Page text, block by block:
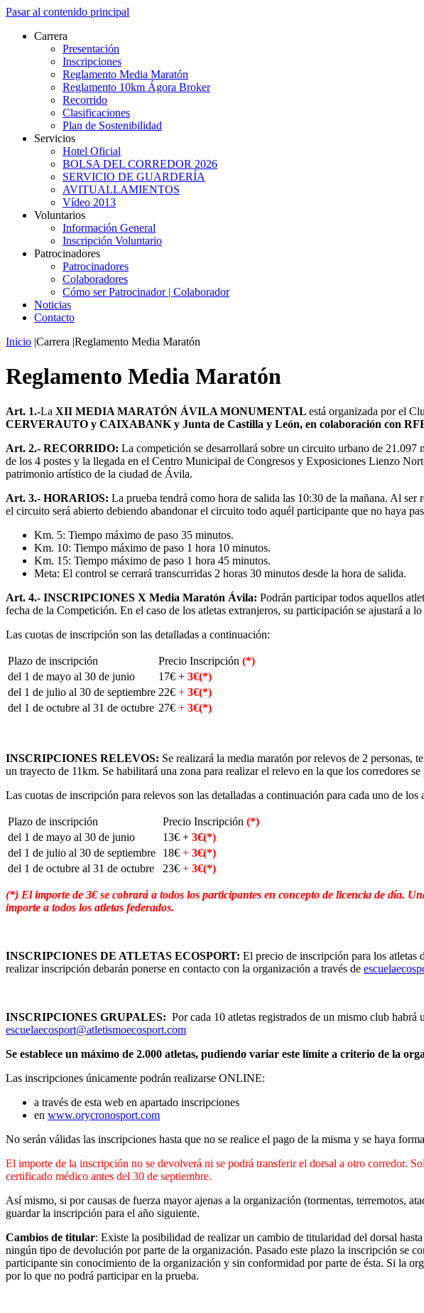
Pasar al contenido principal
Carrera
Presentación
Inscripciones
Reglamento Media Maratón
Reglamento 10km Ágora Broker
Recorrido
Clasificaciones
Plan de Sostenibilidad
Servicios
Hotel Oficial
BOLSA DEL CORREDOR 2026
SERVICIO DE GUARDERÍA
AVITUALLAMIENTOS
Vídeo 2013
Voluntarios
Información General
Inscripción Voluntario
Patrocinadores
Patrocinadores
Colaboradores
Cómo ser Patrocinador | Colaborador
Noticias
Contacto
Inicio |Carrera |Reglamento Media Maratón
Reglamento Media Maratón
Art. 1.-La XII MEDIA MARATÓN ÁVILA MONUMENTAL está organizada por el
CERVERAUTO y CAIXABANK y Junta de Castilla y León, en colaboración con
Art. 2.- RECORRIDO: La competición se desarrollará sobre un circuito urbano de
de los 4 postes y la llegada en el Centro Municipal de Congresos y Exposiciones Lienzo
patrimonio artístico de la ciudad de Ávila.
Art. 3.- HORARIOS: La prueba tendrá como hora de salida las 10:30 de la mañana. Al
el circuito será abierto debiendo abandonar el circuito todo aquél participante que no haya
Km. 5: Tiempo máximo de paso 35 minutos.
Km. 10: Tiempo máximo de paso 1 hora 10 minutos.
Km. 15: Tiempo máximo de paso 1 hora 45 minutos.
Meta: El control se cerrará transcurridas 2 horas 30 minutos desde la hora de salida.
Art. 4.- INSCRIPCIONES X Media Maratón Ávila: Podrán participar todos aquellos
fecha de la Competición. En el caso de los atletas extranjeros, su participación se ajustará
Las cuotas de inscripción son las detalladas a continuación:
Plazo de inscripción Precio Inscripción (*)
del 1 de mayo al 30 de junio
17€ + 3€(*)
del 1 de julio al 30 de septiembre 22€ + 3€(*)
del 1 de octubre al 31 de octubre 27€ + 3€(*)
INSCRIPCIONES RELEVOS: Se realizará la media maratón por relevos de 2
un trayecto de 11km. Se habilitará una zona para realizar el relevo en la que los corredores se
Las cuotas de inscripción para relevos son las detalladas a continuación para cada uno de los
Plazo de inscripción Precio Inscripción (*)
del 1 de mayo al 30 de junio
13€ + 3€(*)
del 1 de julio al 30 de septiembre
18€ + 3€(*)
del 1 de octubre al 31 de octubre
23€ + 3€(*)
(*) El importe de 3€ se cobrará a todos los participantes en concepto de licencia de día.
importe a todos los atletas federados.
INSCRIPCIONES DE ATLETAS ECOSPORT: El precio de inscripción para los atletas
realizar inscripción debarán ponerse en contacto con la organización a través de
INSCRIPCIONES GRUPALES: Por cada 10 atletas registrados de un mismo club
escuelaecosport@atletismoecosport.com
Se establece un máximo de 2.000 atletas, pudiendo variar este límite a criterio de la
Las inscripciones únicamente podrán realizarse ONLINE:
a través de esta web en apartado inscripciones
en www.orycronosport.com
No serán válidas las inscripciones hasta que no se realice el pago de la misma y se haya
El importe de la inscripción no se devolverá ni se podrá transferir el dorsal a otro corredor.
certificado médico antes del 30 de septiembre.
Así mismo, si por causas de fuerza mayor ajenas a la organización (tormentas, terremotos,
guardar la inscripción para el año siguiente.
Cambios de titular: Existe la posibilidad de realizar un cambio de titularidad del dorsal
ningún tipo de devolución por parte de la organización. Pasado este plazo la inscripción se
participante sin conocimiento de la organización y sin conformidad por parte de ésta. Si la
por lo que no podrá participar en la prueba.